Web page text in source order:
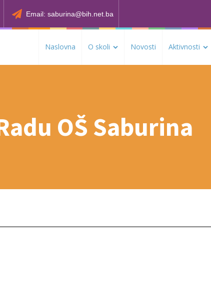
Email: saburina@bih.net.ba
Naslovna O skoli Novosti Aktivnosti
OŠ Saburina